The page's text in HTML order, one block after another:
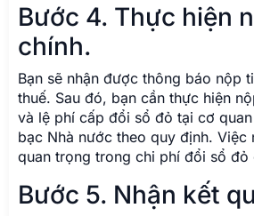
Bước 4. Thực hiện
chính.
Bạn sẽ nhận được thông báo nộp
thuế. Sau đó, bạn cần thực hiện
và lệ phí cấp đổi sổ đỏ tại cơ
bạc Nhà nước theo quy định. Việc
quan trọng trong chi phí đổi sổ đỏ
Bước 5. Nhận kết